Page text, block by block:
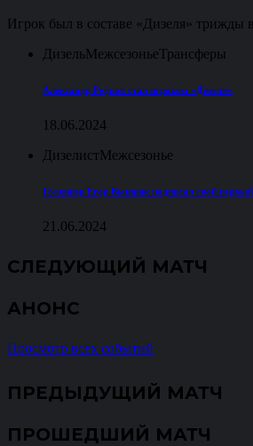
Игрок был в составе «Дизеля» трижды
ДизельМежсезоньеТрансферы
Александр Редков стал игроком «Дизеля»
18.06.2024
ДизелистМежсезонье
Голкипер Егор Вышник подписал свой
21.06.2024
СЛЕДУЮЩИЙ МАТЧ
АНОНС
Просмотр всех событий
ПРЕДЫДУЩИЙ МАТЧ
ПРОШЕДШИЙ МАТЧ